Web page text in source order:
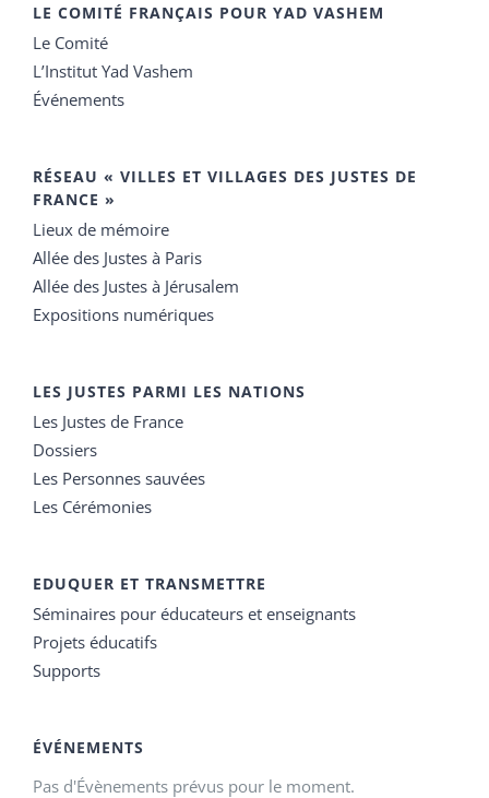
LE COMITÉ FRANÇAIS POUR YAD VASHEM
Le Comité
L’Institut Yad Vashem
Événements
RÉSEAU « VILLES ET VILLAGES DES JUSTES DE
FRANCE »
Lieux de mémoire
Allée des Justes à Paris
Allée des Justes à Jérusalem
Expositions numériques
LES JUSTES PARMI LES NATIONS
Les Justes de France
Dossiers
Les Personnes sauvées
Les Cérémonies
EDUQUER ET TRANSMETTRE
Séminaires pour éducateurs et enseignants
Projets éducatifs
Supports
ÉVÉNEMENTS
Pas d'Évènements prévus pour le moment.